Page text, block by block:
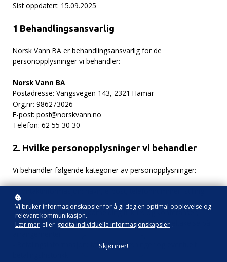
Sist oppdatert: 15.09.2025
1 Behandlingsansvarlig
Norsk Vann BA er behandlingsansvarlig for de
personopplysninger vi behandler:
Norsk Vann BA
Postadresse: Vangsvegen 143, 2321 Hamar
Org.nr: 986273026
E-post: post@norskvann.no
Telefon: 62 55 30 30
2. Hvilke personopplysninger vi behandler
Vi behandler følgende kategorier av personopplysninger:
og arbeidsgiver
- Deltakerinformasjon: påmelding til kurs og konferanser,
allergier/tilretteleggingsbehov (dersom oppgitt), deltakelse på
- Betalingsinformasjon: fakturaopplysninger og eventuelt
Vi bruker informasjonskapsler for å gi deg en optimal opplevelse og
relevant kommunikasjon.
Lær mer eller godta individuelle informasjonskapsler .
Skjønner!